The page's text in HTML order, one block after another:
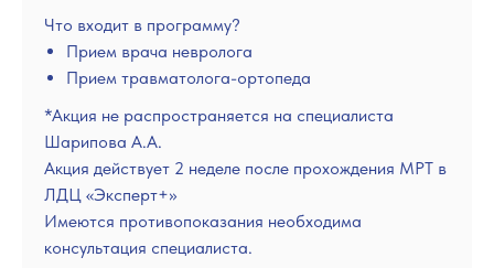
Что входит в программу?
Прием врача невролога
Прием травматолога-ортопеда
*Акция не распространяется на специалиста
Шарипова А.А.
Акция действует 2 неделе после прохождения МРТ в
ЛДЦ «Эксперт+»
Имеются противопоказания необходима
консультация специалиста.